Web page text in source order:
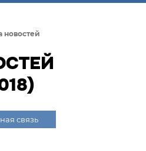
новостей
связь